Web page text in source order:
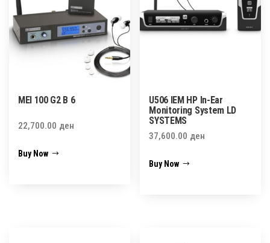
MEI 100 G2 B 6
22,700.00 ден
Buy Now
U506 IEM HP In-Ear
Monitoring System LD
SYSTEMS
37,600.00 ден
Buy Now